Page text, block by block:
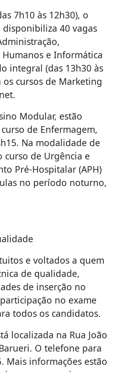
7h10 às 12h30), o
40 vagas
e Informática
integral (das 13h30 às
os cursos de Marketing
Modular, estão
de Enfermagem,
Na modalidade de
curso de Urgência e
Pré-Hospitalar (APH)
no período noturno,
e voltados a quem
de qualidade,
de inserção no
no exame
todos os candidatos.
localizada na Rua João
O telefone para
Mais informações estão